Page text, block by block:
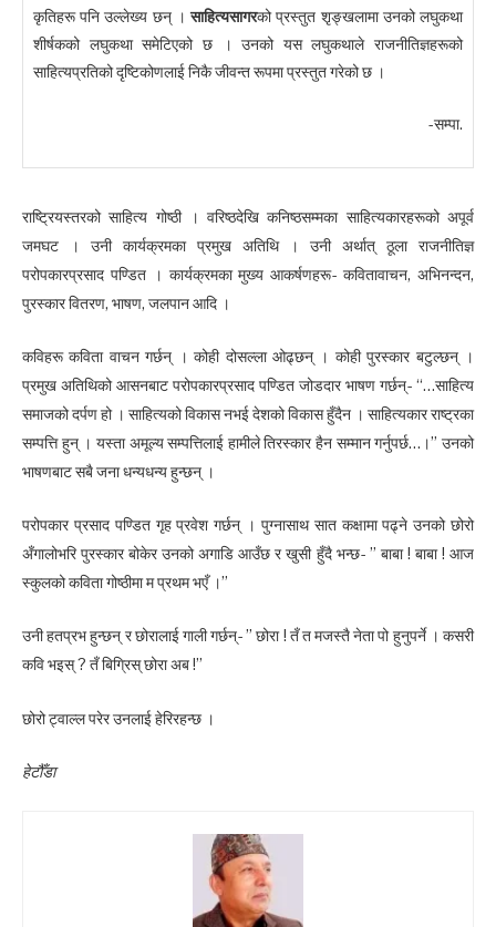
कृतिहरू पनि उल्लेख्य छन् ।साहित्यसागरको प्रस्तुत शृङ्खलामा उनको लघुकथा
शीर्षकको लघुकथा समेटिएको छ । उनको यस लघुकथाले राजनीतिज्ञहरूको
साहित्यप्रतिको दृष्टिकोणलाई निकै जीवन्त रूपमा प्रस्तुत गरेको छ ।
-सम्पा.
राष्ट्रियस्तरको साहित्य गोष्ठी । वरिष्ठदेखि कनिष्ठसम्मका साहित्यकारहरूको अपूर्व
जमघट । उनी कार्यक्रमका प्रमुख अतिथि । उनी अर्थात् ठूला राजनीतिज्ञ
परोपकारप्रसाद पण्डित । कार्यक्रमका मुख्य आकर्षणहरू- कवितावाचन, अभिनन्दन,
पुरस्कार वितरण, भाषण, जलपान आदि ।
कविहरू कविता वाचन गर्छन् । कोही दोसल्ला ओढ्छन् । कोही पुरस्कार बटुल्छन् ।
प्रमुख अतिथिको आसनबाट परोपकारप्रसाद पण्डित जोडदार भाषण गर्छन्- “…साहित्य
समाजको दर्पण हो । साहित्यको विकास नभई देशको विकास हुँदैन । साहित्यकार राष्ट्रका
सम्पत्ति हुन् । यस्ता अमूल्य सम्पत्तिलाई हामीले तिरस्कार हैन सम्मान गर्नुपर्छ…।” उनको
भाषणबाट सबै जना धन्यधन्य हुन्छन् ।
परोपकार प्रसाद पण्डित गृह प्रवेश गर्छन् । पुग्नासाथ सात कक्षामा पढ्ने उनको छोरो
अँगालोभरि पुरस्कार बोकेर उनको अगाडि आउँछ र खुसी हुँदै भन्छ- ” बाबा ! बाबा ! आज
स्कुलको कविता गोष्ठीमा म प्रथम भएँ ।”
उनी हतप्रभ हुन्छन् र छोरालाई गाली गर्छन्- ” छोरा ! तँ त मजस्तै नेता पो हुनुपर्ने । कसरी
कवि भइस् ? तँ बिग्रिस् छोरा अब !”
छोरो ट्वाल्ल परेर उनलाई हेरिरहन्छ ।
हेटौँडा